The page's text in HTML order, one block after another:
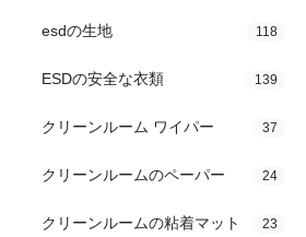
esdの生地 118
ESDの安全な衣類 139
クリーンルーム ワイパー 37
クリーンルームのペーパー 24
クリーンルームの粘着マット 23